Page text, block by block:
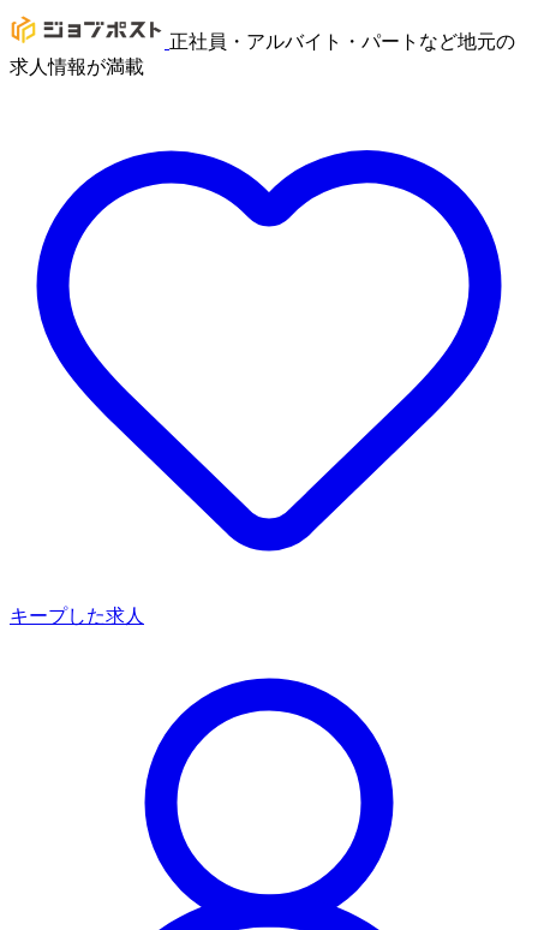
正社員・アルバイト・パートなど地元の
求人情報が満載
キープした求人